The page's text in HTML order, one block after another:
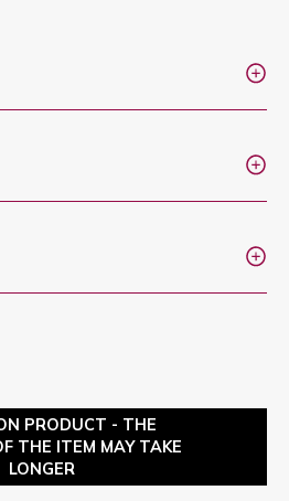
PRODUCT - THE
THE ITEM MAY TAKE
LONGER